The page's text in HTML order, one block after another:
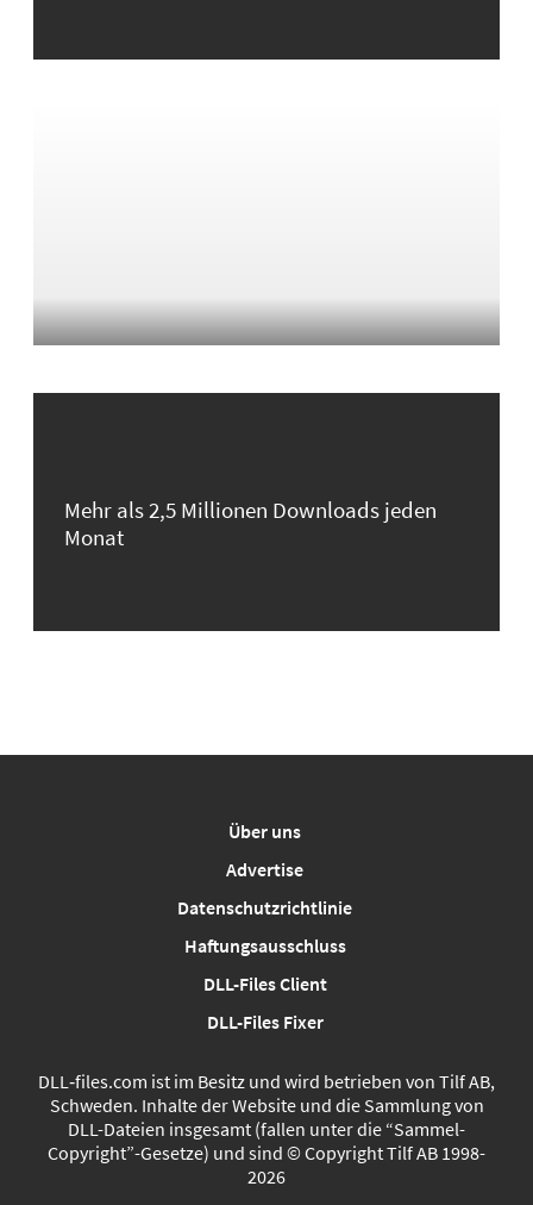
Mehr als 2,5 Millionen Downloads jeden
Monat
Über uns
Advertise
Datenschutzrichtlinie
Haftungsausschluss
DLL-Files Client
DLL-Files Fixer
DLL‑files.com ist im Besitz und wird betrieben von Tilf AB,
Schweden. Inhalte der Website und die Sammlung von
DLL-Dateien insgesamt (fallen unter die “Sammel-
Copyright”-Gesetze) und sind © Copyright Tilf AB 1998-
2026